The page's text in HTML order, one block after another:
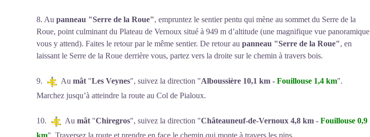
8. Au panneau "Serre de la Roue", empruntez le sentier pentu qui mène au sommet du Serre de la
Roue, point culminant du Plateau de Vernoux situé à 949 m d’altitude (une magnifique vue panoramique
vous y attend). Faites le retour par le même sentier. De retour au panneau "Serre de la Roue", en
laissant le Serre de la Roue derrière vous, partez vers la droite sur le chemin à travers bois.
9. Au mât "Les Veynes", suivez la direction "Alboussière 10,1 km - Fouillouse 1,4 km".
Marchez jusqu’à atteindre la route au Col de Pialoux.
10. Au mât "Chiregros", suivez la direction "Châteauneuf-de-Vernoux 4,8 km - Fouillouse 0,9
km". Traversez la route et prendre en face le chemin qui monte à travers les pins.